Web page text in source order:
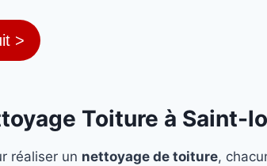
>
Toiture à Saint-
réaliser un nettoyage de toiture,